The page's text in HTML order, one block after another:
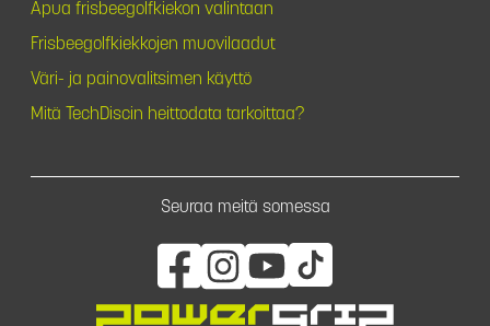
Apua frisbeegolfkiekon valintaan
Frisbeegolfkiekkojen muovilaadut
Väri- ja painovalitsimen käyttö
Mitä TechDiscin heittodata tarkoittaa?
Seuraa meitä somessa